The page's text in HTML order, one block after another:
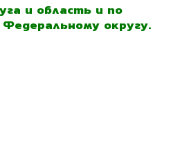
и область и по
округу.